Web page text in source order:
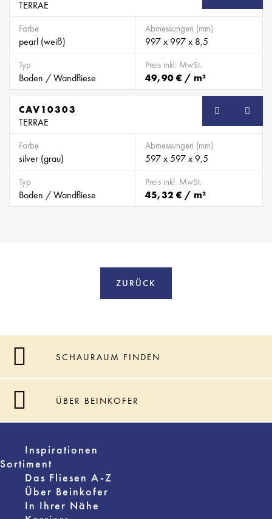
TERRAE
Farbe
pearl (weiß)
Abmessungen (mm)
997 x 997 x 8,5
Typ
Boden / Wandfliese
Preis inkl. MwSt.
49,90 € / m²
CAV10303
TERRAE
Farbe
silver (grau)
Abmessungen (mm)
597 x 597 x 9,5
Typ
Boden / Wandfliese
Preis inkl. MwSt.
45,32 € / m²
ZURÜCK
SCHAURAUM FINDEN
ÜBER BEINKOFER
Inspirationen
Sortiment
Das Fliesen A-Z
Über Beinkofer
In Ihrer Nähe